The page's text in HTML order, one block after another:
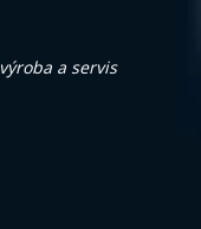
a servis